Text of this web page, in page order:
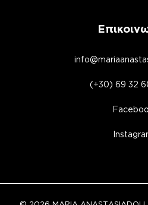
(+30) 69 32